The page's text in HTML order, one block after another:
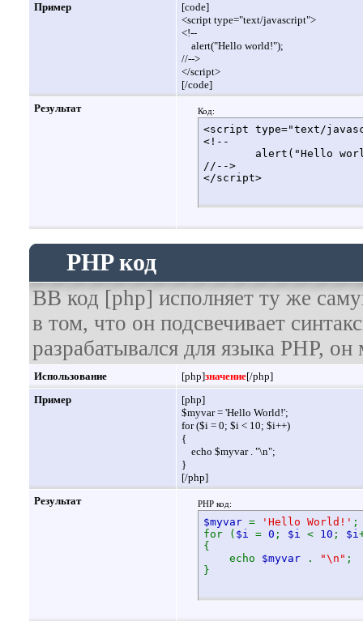
Пример
[code]
<script type="text/javascript">
<!--
alert("Hello world!");
//-->
</script>
[/code]
Результат
Код:
<script type="text/
<!--
//-->
</script>
PHP код
BB код [php] исполняет ту же
в том, что он подсвечивает
разрабатывался для языка PHP,
Использование [php]значение[/php]
Пример
[php]
$myvar = 'Hello World!';
for ($i = 0; $i < 10; $i++)
{
echo $myvar . "\n";
}
[/php]
Результат
PHP код:
$myvar = 'Hello World!' ;
for ( $i = 0 ; $i < 10 ; $i
{
echo $myvar . "\n" ;
}